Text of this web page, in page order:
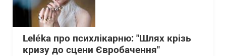
Leléka про психлікарню: "Шлях крізь
кризу до сцени Євробачення"